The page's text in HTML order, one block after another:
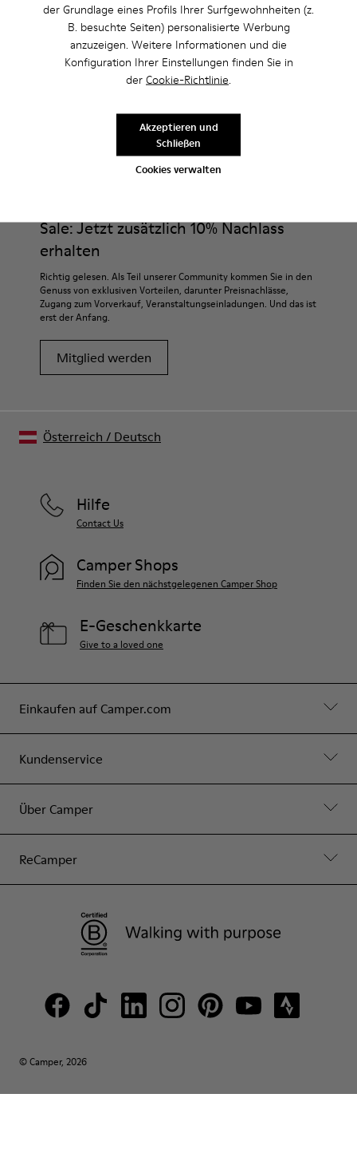
der Grundlage eines Profils Ihrer Surfgewohnheiten (z.
B. besuchte Seiten) personalisierte Werbung
anzuzeigen. Weitere Informationen und die
Konfiguration Ihrer Einstellungen finden Sie in
der Cookie-Richtlinie.
Cookies verwalten
Akzeptieren und
Schließen
Plateau/Keilabsatz
Absätze
HERREN SCHUHE FÜR HERREN
Sale: Jetzt zusätzlich 10% Nachlass
erhalten
Richtig gelesen. Als Teil unserer Community kommen Sie in den
Genuss von exklusiven Vorteilen, darunter Preisnachlässe,
Zugang zum Vorverkauf, Veranstaltungseinladungen. Und das ist
erst der Anfang.
Mitglied werden
Einkaufen auf Camper.com
Kundenservice
Über Camper
ReCamper
Hilfe
Contact Us
Camper Shops
Finden Sie den nächstgelegenen Camper Shop
E-Geschenkkarte
Give to a loved one
© Camper, 2026
Österreich / Deutsch